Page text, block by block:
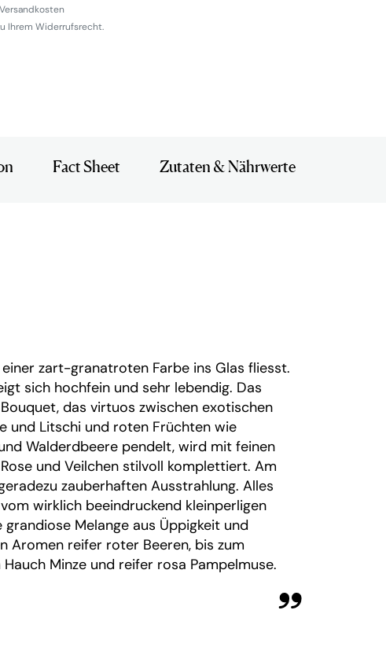
Ihrem Widerrufsrecht.
Fact Sheet Zutaten & Nährwerte
zart-granatroten Farbe ins Glas fliesst.
sich hochfein und sehr lebendig. Das
das virtuos zwischen exotischen
und Litschi und roten Früchten wie
Walderdbeere pendelt, wird mit feinen
und Veilchen stilvoll komplettiert. Am
zauberhaften Ausstrahlung. Alles
wirklich beeindruckend kleinperligen
grandiose Melange aus Üppigkeit und
Aromen reifer roter Beeren, bis zum
Minze und reifer rosa Pampelmuse.